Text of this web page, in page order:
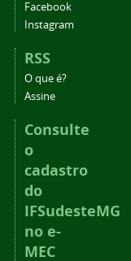
Facebook
Instagram
RSS
O que é?
Assine
Consulte
o
cadastro
do
IFSudesteMG
no e-
MEC